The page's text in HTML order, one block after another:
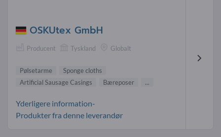
OSKUtex GmbH
Producent Tyskland Globalt
Pølsetarme
Sponge cloths
Artificial Sausage Casings
Bæreposer ...
Yderligere information-
Produkter fra denne leverandør